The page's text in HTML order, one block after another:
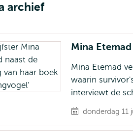
archief
Mina
Mina Etemad
waarin
interviewt de
donderdag 11